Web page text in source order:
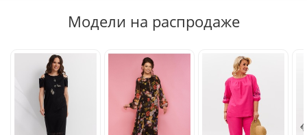
Модели на распродаже